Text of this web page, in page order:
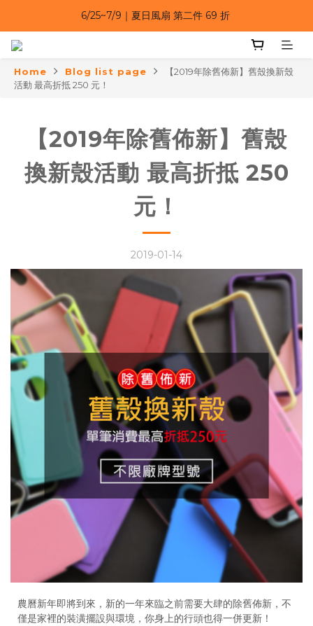
6/25~7/9｜夏日風扇 第二件 69 折
6/25~7/9｜夏日風扇 第二件 69 折
6/25~7/9｜夏日風扇 第二件 69 折
Home Blog list page
【2019年除舊佈新】舊殼換新殼
活動 最高折抵 250 元！
【2019年除舊佈新】舊殼
換新殼活動 最高折抵 250
元！
2019-01-14
農曆新年即將到來，新的一年來臨之前需要大肆的除舊佈新，不
僅是家裡的裝潢擺設與環境，你身上的行頭也得一併更新！